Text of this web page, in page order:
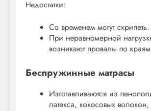
Недостатки:
Со временем могут скрипеть.
При неравномерной
возникают провалы по
Беспружинные матрасы
Изготавливаются из
латекса, кокосовых